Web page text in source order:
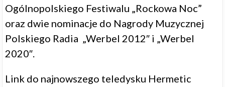
Ogólnopolskiego Festiwalu „Rockowa Noc”
oraz dwie nominacje do Nagrody Muzycznej
Polskiego Radia „Werbel 2012″ i „Werbel
2020″.
Link do najnowszego teledysku Hermetic